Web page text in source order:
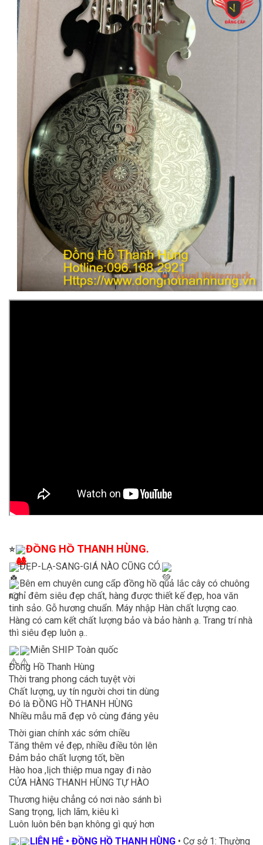
⭐ ĐỒNG HỒ THANH HÙNG.
ĐẸP-LẠ-SANG-GIÁ NÀO CŨNG CÓ.
Bên em chuyên cung cấp đồng hồ quả lắc cây có chuông
nghỉ đêm siêu đẹp chất, hàng được thiết kế đẹp, hoa văn
tinh sảo. Gỗ hương chuẩn. Máy nhập Hàn chất lượng cao.
Hàng có cam kết chất lượng bảo và bảo hành ạ. Trang trí nhà
thì siêu đẹp luôn ạ..
Miễn SHIP Toàn quốc
Đồng Hồ Thanh Hùng
Thời trang phong cách tuyệt vời
Chất lượng, uy tín người chơi tin dùng
Đó là ĐỒNG HỒ THANH HÙNG
Nhiều mẫu mã đẹp vô cùng đáng yêu
Thời gian chính xác sớm chiều
Tăng thêm vẻ đẹp, nhiều điều tôn lên
Đảm bảo chất lượng tốt, bền
Hào hoa ,lịch thiệp mua ngay đi nào
CỬA HÀNG THANH HÙNG TỰ HÀO
Thương hiệu chẳng có nơi nào sánh bì
Sang trọng, lịch lãm, kiêu kì
Luôn luôn bên bạn không gì quý hơn
LIÊN HỆ • ĐỒNG HỒ THANH HÙNG • Cơ sở 1: Thường